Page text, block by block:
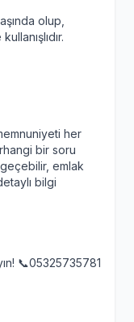
olup,
her
bir soru
emlak
bilgi
📞05325735781